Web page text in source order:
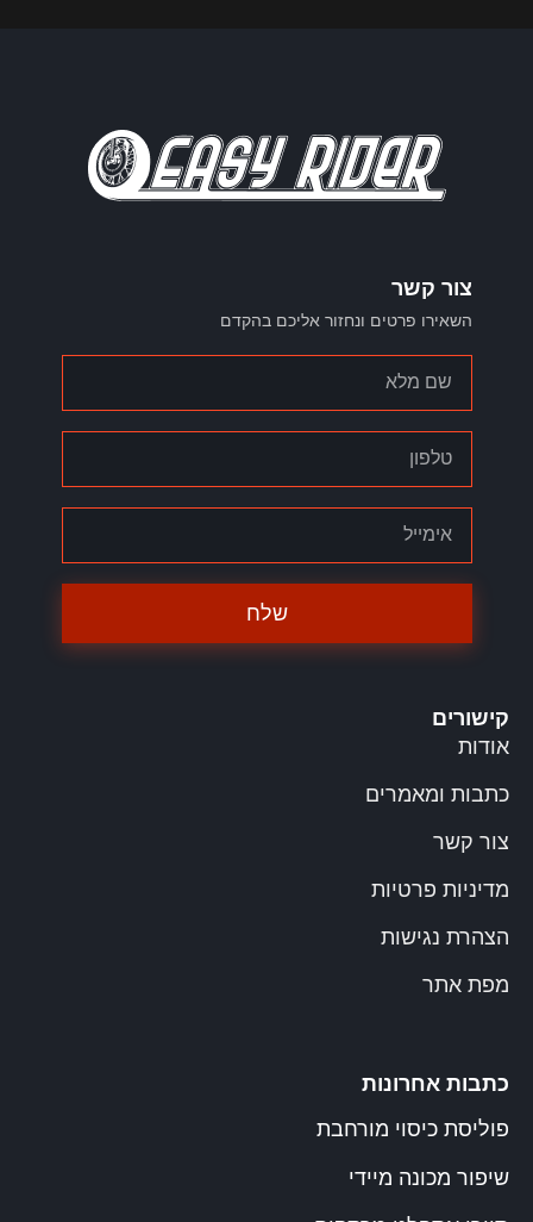
צור קשר
השאירו פרטים ונחזור אליכם בהקדם
שלח
קישורים
אודות
כתבות ומאמרים
צור קשר
מדיניות פרטיות
הצהרת נגישות
מפת אתר
כתבות אחרונות
פוליסת כיסוי מורחבת
שיפור מכונה מיידי